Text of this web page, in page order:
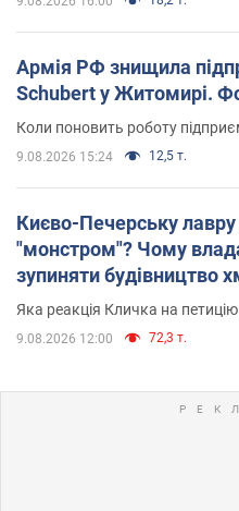
Армія РФ знищила
Schubert у Житомирі.
Коли поновить роботу
9.08.2026 15:24 12,5 т.
Києво-Печерську
"монстром"? Чому
зупиняти будівництво
вірянина"
Яка реакція Кличка на
9.08.2026 12:00 72,3 т.